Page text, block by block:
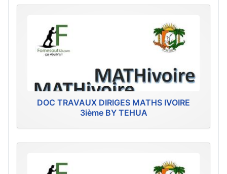
DOC TRAVAUX DIRIGES MATHS IVOIRE
3ième BY TEHUA